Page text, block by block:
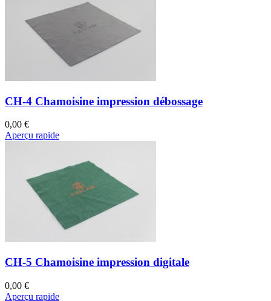
CH-4 Chamoisine impression débossage
0,00 €
Aperçu rapide
CH-5 Chamoisine impression digitale
0,00 €
Aperçu rapide